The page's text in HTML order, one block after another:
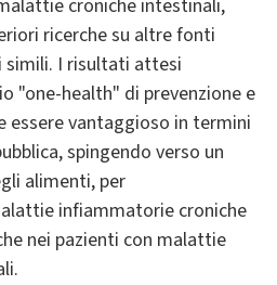
croniche intestinali,
ricerche su altre fonti
simili. I risultati attesi
"one-health" di prevenzione e
essere vantaggioso in termini
spingendo verso un
alimenti, per
infiammatorie croniche
nei pazienti con malattie